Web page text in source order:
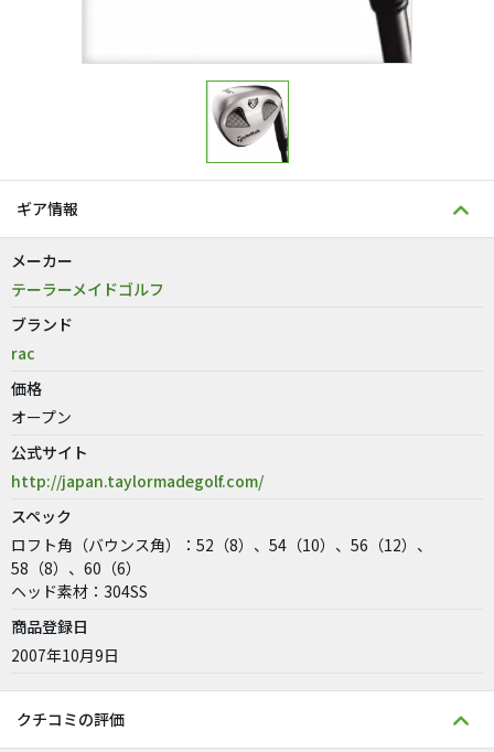
ギア情報
メーカー
テーラーメイドゴルフ
ブランド
rac
価格
オープン
公式サイト
http://japan.taylormadegolf.com/
スペック
ロフト角（バウンス角）：52（8）、54（10）、56（12）、
58（8）、60（6）
ヘッド素材：304SS
商品登録日
2007年10月9日
クチコミの評価